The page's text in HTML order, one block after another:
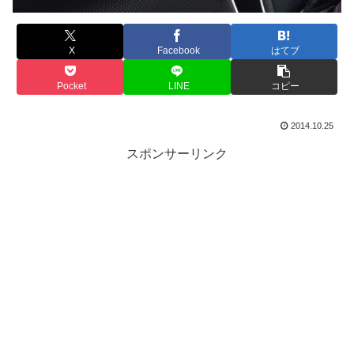
X Facebook はてブ
Pocket LINE コピー
2014.10.25
スポンサーリンク